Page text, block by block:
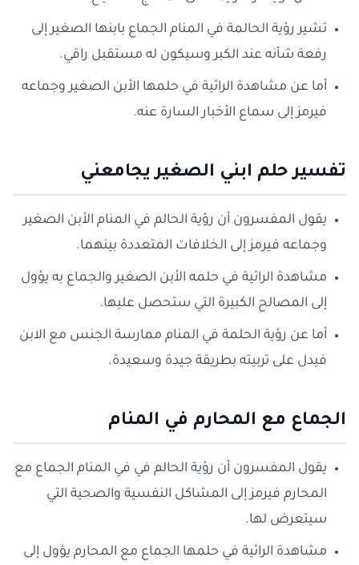
تشير رؤية الحالمة في المنام الجماع بابنها الصغير إلى
رفعة شأنه عند الكبر وسيكون له مستقبل راقي.
أما عن مشاهدة الرائية في حلمها الأبن الصغير وجماعه
فيرمز إلى سماع الأخبار السارة عنه.
تفسير حلم ابني الصغير يجامعني
يقول المفسرون أن رؤية الحالم في المنام الأبن الصغير
وجماعه فيرمز إلى الخلافات المتعددة بينهما.
مشاهدة الرائية في حلمه الأبن الصغير والجماع به يؤول
إلى المصالح الكبيرة التي ستحصل عليها.
أما عن رؤية الحلمة في المنام ممارسة الجنس مع الابن
فيدل على تربيته بطريقة جيدة وسعيدة.
الجماع مع المحارم في المنام
يقول المفسرون أن رؤية الحالم في في المنام الجماع مع
المحارم فيرمز إلى المشاكل النفسية والصحية التي
سيتعرض لها.
مشاهدة الرائية في حلمها الجماع مع المحارم يؤول إلى